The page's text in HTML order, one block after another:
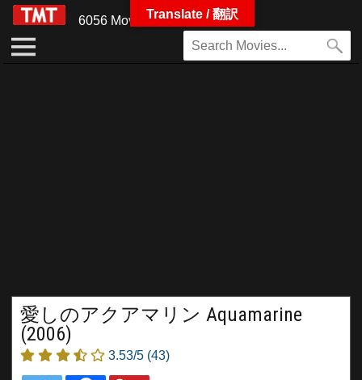
6056 Movies
愛しのアクアマリン Aquamarine
(2006)
3.53/5 (43)
Translate / 翻訳